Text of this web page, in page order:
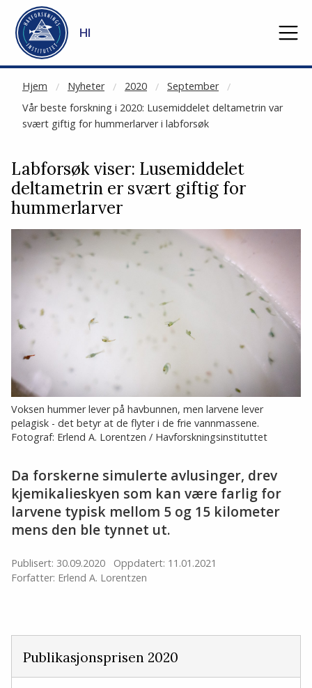
Gå til hovedinnhold
HI
Hjem Nyheter 2020
September
Vår beste forskning i 2020: Lusemiddelet deltametrin var
svært giftig for hummerlarver i labforsøk
NOT CACHED
Labforsøk viser: Lusemiddelet
deltametrin er svært giftig for
hummerlarver
Voksen hummer lever på havbunnen, men larvene lever
pelagisk - det betyr at de flyter i de frie vannmassene.
Fotograf: Erlend A. Lorentzen / Havforskningsinstituttet
Da forskerne simulerte avlusinger, drev
kjemikalieskyen som kan være farlig for
larvene typisk mellom 5 og 15 kilometer
mens den ble tynnet ut.
Publisert: 30.09.2020
Oppdatert: 11.01.2021
Forfatter: Erlend A. Lorentzen
Publikasjonsprisen 2020